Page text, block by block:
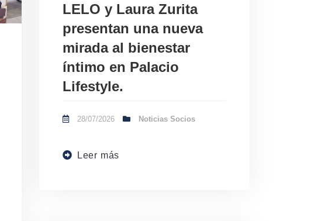
LELO y Laura Zurita
presentan una nueva
mirada al bienestar
íntimo en Palacio
Lifestyle.
28/07/2026 Noticias Socios
Leer más